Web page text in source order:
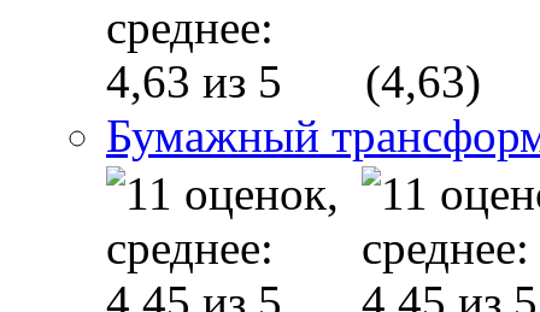
(4,63)
Бумажный